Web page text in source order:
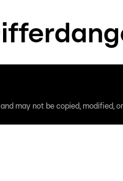
may not be copied,